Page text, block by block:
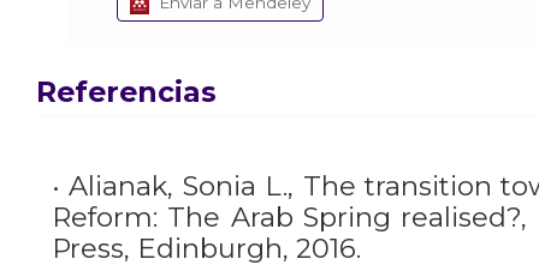
Referencias
• Alianak, Sonia L., The transition
Reform: The Arab Spring
Press, Edinburgh, 2016.